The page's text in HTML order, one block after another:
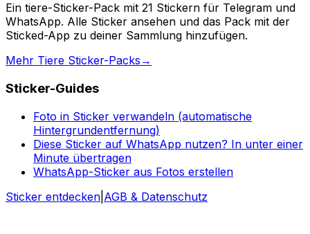
Ein tiere-Sticker-Pack mit 21 Stickern für Telegram und
WhatsApp. Alle Sticker ansehen und das Pack mit der
Sticked-App zu deiner Sammlung hinzufügen.
Mehr Tiere Sticker-Packs →
Sticker-Guides
Foto in Sticker verwandeln (automatische
Hintergrundentfernung)
Diese Sticker auf WhatsApp nutzen? In unter einer
Minute übertragen
WhatsApp-Sticker aus Fotos erstellen
Sticker entdecken AGB & Datenschutz